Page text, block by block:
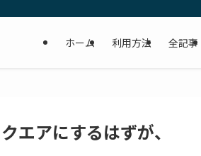
ホーム 利用方法 全記事
エアにするはずが、